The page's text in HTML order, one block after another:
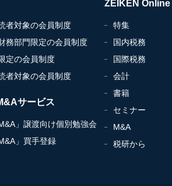
者対象の会員制度
務部門限定の会員制度
定の会員制度
者対象の会員制度
サービス
」譲渡向け個別勉強会
」買手登録
ZEIKEN
特集
国内税務
国際税務
会計
書籍
セミナー
M&A
税研から